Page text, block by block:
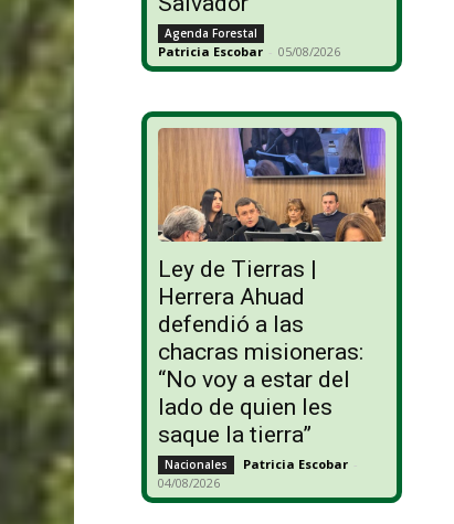
Agenda Forestal
Patricia Escobar - 05/08/2026
Ley de Tierras |
Herrera Ahuad
defendió a las
chacras misioneras:
“No voy a estar del
lado de quien les
saque la tierra”
Nacionales Patricia Escobar -
04/08/2026